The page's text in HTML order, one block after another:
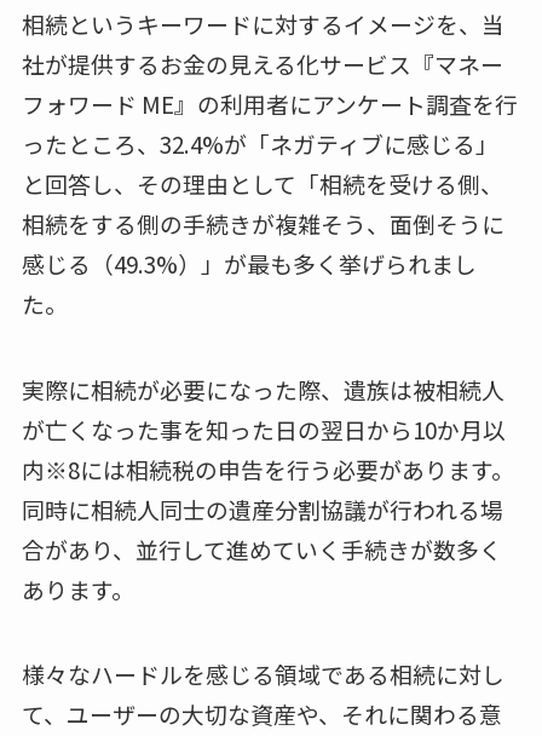
相続というキーワードに対するイメージを、当
社が提供するお金の見える化サービス『マネー
フォワード ME』の利用者にアンケート調査を行
ったところ、32.4%が「ネガティブに感じる」
と回答し、その理由として「相続を受ける側、
相続をする側の手続きが複雑そう、面倒そうに
感じる（49.3%）」が最も多く挙げられまし
た。
実際に相続が必要になった際、遺族は被相続人
が亡くなった事を知った日の翌日から10か月以
内※8には相続税の申告を行う必要があります。
同時に相続人同士の遺産分割協議が行われる場
合があり、並行して進めていく手続きが数多く
あります。
様々なハードルを感じる領域である相続に対し
て、ユーザーの大切な資産や、それに関わる意